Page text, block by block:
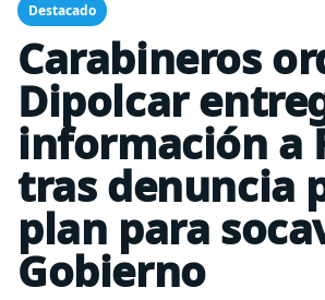
Destacado
Carabineros
Dipolcar
información a
tras denuncia
plan para
Gobierno